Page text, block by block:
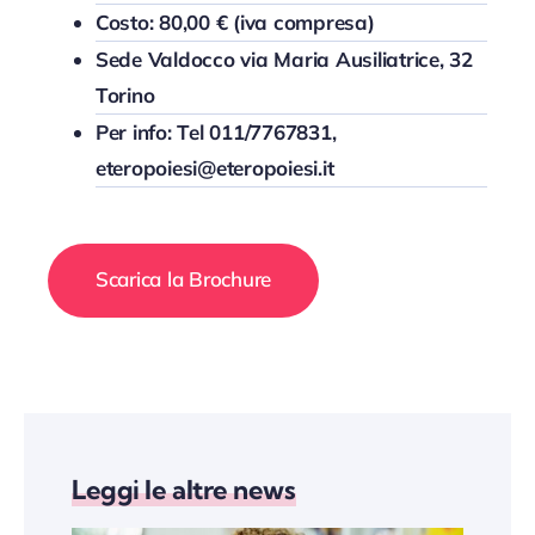
Costo: 80,00 € (iva compresa)
Sede Valdocco via Maria Ausiliatrice, 32
Torino
Per info: Tel 011/7767831,
eteropoiesi@eteropoiesi.it
Scarica la Brochure
Leggi le altre news